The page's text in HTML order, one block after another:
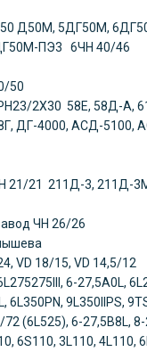
Д50М, 5ДГ50М,
ПЭ3 6ЧН 40/46
50
2Х30 58Е, 58Д-А,
ДГ-4000, АСД-5100,
21/21 211Д-3, 211Д-
ЧН 26/26
VD 18/15, VD 14,5/12
6-27,5A0L,
6L350PN, 9L350IIPS,
(6L525), 6-27,5B8L,
6S110, 3L110, 4L110,